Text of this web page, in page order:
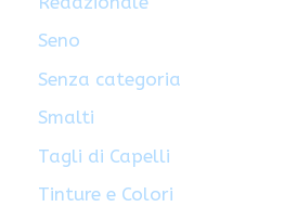
Seno
Senza categoria
Smalti
Tagli di Capelli
Tinture e Colori